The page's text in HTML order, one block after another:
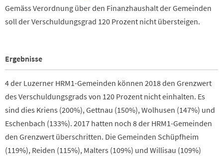
Gemäss Verordnung über den Finanzhaushalt der Gemeinden
soll der Verschuldungsgrad 120 Prozent nicht übersteigen.
Ergebnisse
4 der Luzerner HRM1-Gemeinden können 2018 den Grenzwert
des Verschuldungsgrads von 120 Prozent nicht einhalten. Es
sind dies Kriens (200%), Gettnau (150%), Wolhusen (147%) und
Eschenbach (133%). 2017 hatten noch 8 der HRM1-Gemeinden
den Grenzwert überschritten. Die Gemeinden Schüpfheim
(119%), Reiden (115%), Malters (109%) und Willisau (109%)